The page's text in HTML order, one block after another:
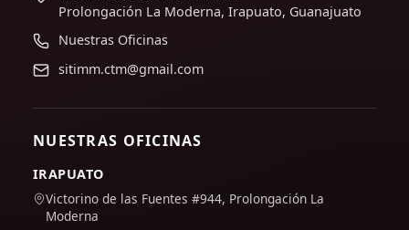
Prolongación La Moderna, Irapuato, Guanajuato
Nuestras Oficinas
sitimm.ctm@gmail.com
NUESTRAS OFICINAS
IRAPUATO
Victorino de las Fuentes #944, Prolongación La
Moderna